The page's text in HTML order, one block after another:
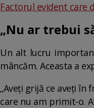
Factorul evident care
„Nu ar trebui
Un alt lucru
mâncăm. Aceasta a
„Aveți grijă ce aveți în
care nu am primit-o.